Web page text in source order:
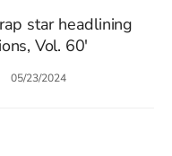
star headlining
Vol. 60'
05/23/2024